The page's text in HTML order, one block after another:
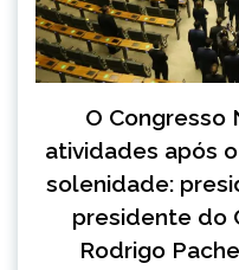
O Congresso
atividades após
solenidade:
presidente do
Rodrigo